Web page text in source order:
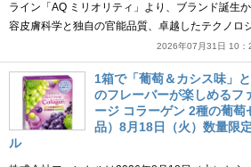
ライン「AQ ミリオリティ」より、ブランド誕生
容皮膚科学と独自の官能品質、卓越したテクノ
2026年07月31日 10：
1箱で「葡萄＆カシス味」
のフレーバーが楽しめるフ
ージ コラーゲン 2種の葡
品）8月18日（火）数量限
ル